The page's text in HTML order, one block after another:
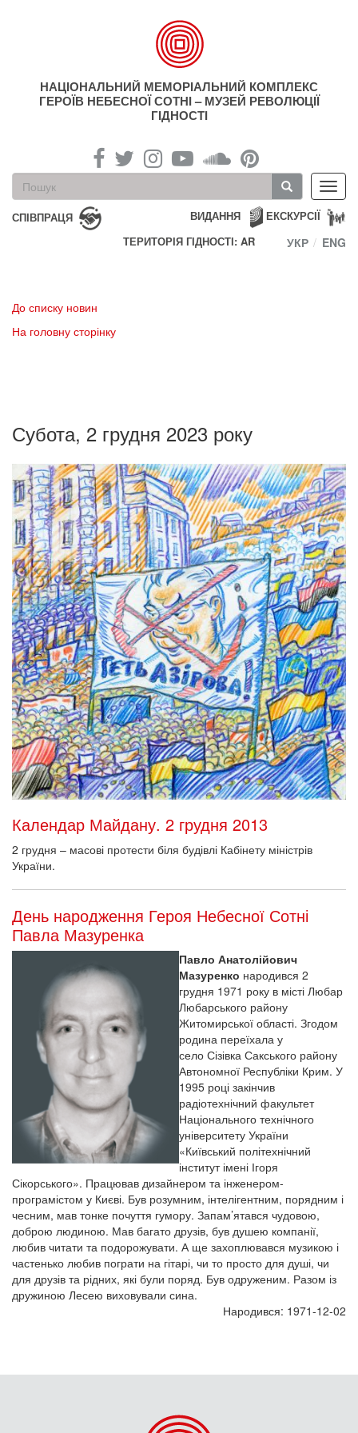
НАЦІОНАЛЬНИЙ МЕМОРІАЛЬНИЙ КОМПЛЕКС
ГЕРОЇВ НЕБЕСНОЇ СОТНІ – МУЗЕЙ РЕВОЛЮЦІЇ
ГІДНОСТІ
Пошукова
форма
Пошук
СПІВПРАЦЯ ЕКСКУРСІЇ
ВИДАННЯ
ТЕРИТОРІЯ ГІДНОСТІ: AR
УКР ENG
До списку новин
На головну сторінку
Субота, 2 грудня 2023 року
Календар Майдану. 2 грудня 2013
2 грудня – масові протести біля будівлі Кабінету міністрів
України.
День народження Героя Небесної Сотні
Павла Мазуренка
Павло Анатолійович
Мазуренко народився 2
грудня 1971 року в місті Любар
Любарського району
Житомирської області. Згодом
родина переїхала у
село Сізівка Сакського району
Автономної Республіки Крим. У
1995 році закінчив
радіотехнічний факультет
Національного технічного
університету України
«Київський політехнічний
інститут імені Ігоря
Сікорського». Працював дизайнером та інженером-
програмістом у Києві. Був розумним, інтелігентним, порядним і
чесним, мав тонке почуття гумору. Запам’ятався чудовою,
доброю людиною. Мав багато друзів, був душею компанії,
любив читати та подорожувати. А ще захоплювався музикою і
частенько любив пограти на гітарі, чи то просто для душі, чи
для друзів та рідних, які були поряд. Був одруженим. Разом із
дружиною Лесею виховували сина.
Народився: 1971-12-02